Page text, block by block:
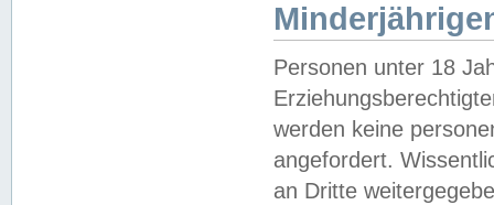
Personen unter 18
werden keine
angefordert.
an Dritte